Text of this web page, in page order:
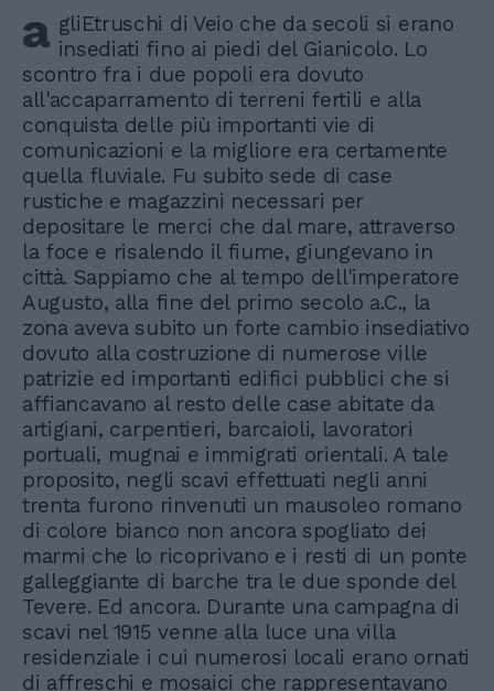
a gliEtruschi di Veio che da secoli si erano
insediati fino ai piedi del Gianicolo. Lo
scontro fra i due popoli era dovuto
all'accaparramento di terreni fertili e alla
conquista delle più importanti vie di
comunicazioni e la migliore era certamente
quella fluviale. Fu subito sede di case
rustiche e magazzini necessari per
depositare le merci che dal mare, attraverso
la foce e risalendo il fiume, giungevano in
città. Sappiamo che al tempo dell'imperatore
Augusto, alla fine del primo secolo a.C., la
zona aveva subito un forte cambio insediativo
dovuto alla costruzione di numerose ville
patrizie ed importanti edifici pubblici che si
affiancavano al resto delle case abitate da
artigiani, carpentieri, barcaioli, lavoratori
portuali, mugnai e immigrati orientali. A tale
proposito, negli scavi effettuati negli anni
trenta furono rinvenuti un mausoleo romano
di colore bianco non ancora spogliato dei
marmi che lo ricoprivano e i resti di un ponte
galleggiante di barche tra le due sponde del
Tevere. Ed ancora. Durante una campagna di
scavi nel 1915 venne alla luce una villa
residenziale i cui numerosi locali erano ornati
di affreschi e mosaici che rappresentavano